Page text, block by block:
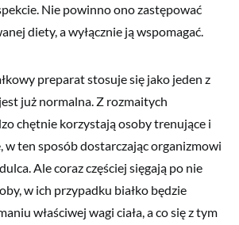
Nie powinno ono zastępować
diety, a wyłącznie ją wspomagać.
preparat stosuje się jako jeden z
już normalna. Z rozmaitych
chętnie korzystają osoby trenujące i
w ten sposób dostarczając organizmowi
Ale coraz częściej sięgają po nie
w ich przypadku białko będzie
właściwej wagi ciała, a co się z tym